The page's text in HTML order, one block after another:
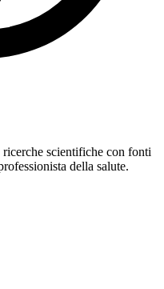
scientifiche con fonti
della salute.